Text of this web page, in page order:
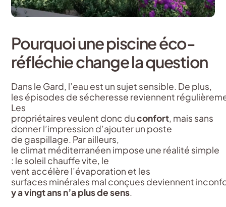
Pourquoiunepiscineéco-
réfléchiechange la question
Dans le Gard, l’eau est un sujet sensible. De plus,
les épisodes de sécheresse reviennent
Les
propriétaires veulent donc duconfort, mais sans
donner l’impression d’ajouter un poste
de gaspillage. Par ailleurs,
le climat méditerranéen impose une réalité simple
: le soleil chauffe vite, le
vent accélère l’évaporation et les
surfaces minérales mal conçues deviennent
y a vingt ans n’a plus de sens.